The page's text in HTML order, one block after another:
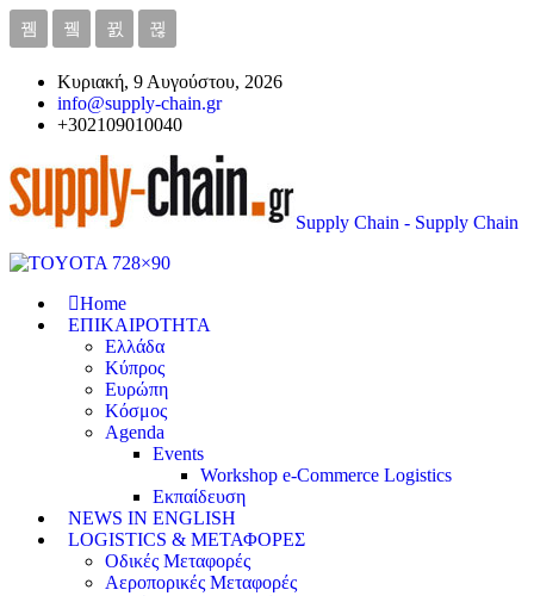
Κυριακή, 9 Αυγούστου, 2026
info@supply-chain.gr
+302109010040
Supply Chain - Supply Chain
Home
ΕΠΙΚΑΙΡΟΤΗΤΑ
Ελλάδα
Κύπρος
Ευρώπη
Κόσμος
Agenda
Events
Workshop e-Commerce Logistics
Εκπαίδευση
NEWS IN ENGLISH
LOGISTICS & ΜΕΤΑΦΟΡΕΣ
Οδικές Μεταφορές
Αεροπορικές Μεταφορές